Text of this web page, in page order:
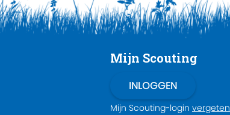
Mijn Scouting
Mijn Scouting-login vergeten